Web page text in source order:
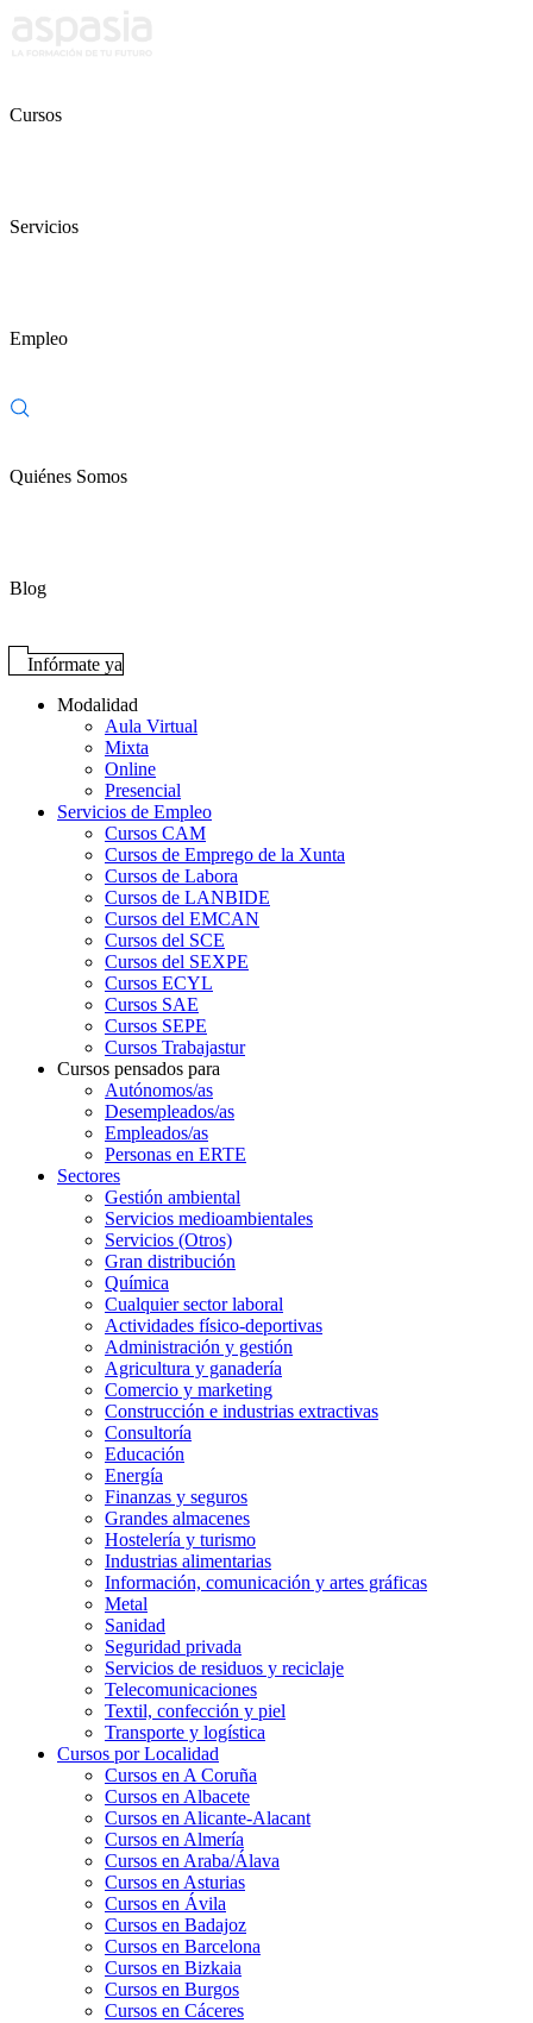
Cursos
Servicios
Empleo
Quiénes Somos
Blog
Infórmate ya
Modalidad
Aula Virtual
Mixta
Online
Presencial
Servicios de Empleo
Cursos CAM
Cursos de Emprego de la Xunta
Cursos de Labora
Cursos de LANBIDE
Cursos del EMCAN
Cursos del SCE
Cursos del SEXPE
Cursos ECYL
Cursos SAE
Cursos SEPE
Cursos Trabajastur
Cursos pensados para
Autónomos/as
Desempleados/as
Empleados/as
Personas en ERTE
Sectores
Gestión ambiental
Servicios medioambientales
Servicios (Otros)
Gran distribución
Química
Cualquier sector laboral
Actividades físico-deportivas
Administración y gestión
Agricultura y ganadería
Comercio y marketing
Construcción e industrias extractivas
Consultoría
Educación
Energía
Finanzas y seguros
Grandes almacenes
Hostelería y turismo
Industrias alimentarias
Información, comunicación y artes gráficas
Metal
Sanidad
Seguridad privada
Servicios de residuos y reciclaje
Telecomunicaciones
Textil, confección y piel
Transporte y logística
Cursos por Localidad
Cursos en A Coruña
Cursos en Albacete
Cursos en Alicante-Alacant
Cursos en Almería
Cursos en Araba/Álava
Cursos en Asturias
Cursos en Ávila
Cursos en Badajoz
Cursos en Barcelona
Cursos en Bizkaia
Cursos en Burgos
Cursos en Cáceres